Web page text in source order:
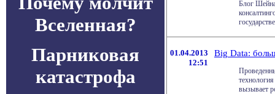
Вселенная?
Парниковая
катастрофа
Блог
01.04.2013
12:51
Big Data:
вызывает